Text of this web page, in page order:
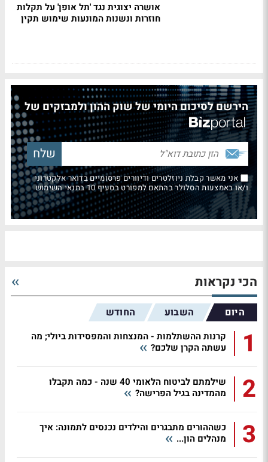
אושרה יצוגית נגד 'תל אופן' על תקלות
חוזרות ונשנות המונעות שימוש תקין
הירשם לסיכום היומי של שוק ההון ולמבזקים של
אני מאשר קבלת ניוזלטרים ודיוורים פרסומיים בדואר אלקטרוני
ו/או באמצעות הסלולר בהתאם למפורט בסעיף 10 בתנאי השימוש
הכי נקראות
היום השבוע החודש
1
קרנות ההשתלמות - המנצחות והמפסידות ביולי; מה
עשתה הקרן שלכם?
2
שילמתם לביטוח הלאומי 40 שנה - כמה תקבלו
מהמדינה בגיל הפרישה?
3
כשההורים מתבגרים והילדים נכנסים לתמונה: איך
מנהלים הון...